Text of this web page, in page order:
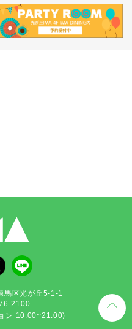
馬区光が丘5-1-1
2100
ン 10:00~21:00)